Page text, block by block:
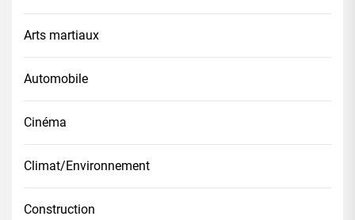
Arts martiaux
Automobile
Cinéma
Climat/Environnement
Construction